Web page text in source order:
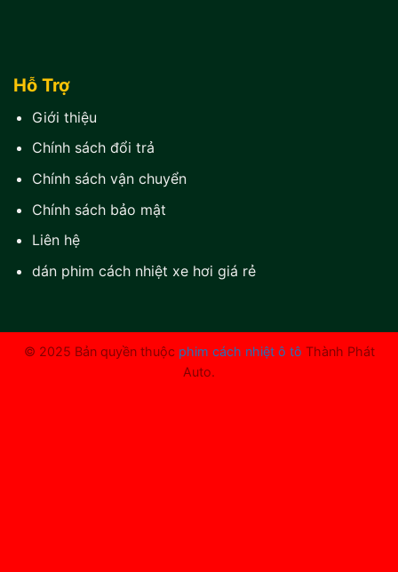
Hỗ Trợ
Giới thiệu
Chính sách đổi trả
Chính sách vận chuyển
Chính sách bảo mật
Liên hệ
dán phim cách nhiệt xe hơi giá rẻ
© 2025 Bản quyền thuộc phim cách nhiệt ô tô Thành Phát
Auto.